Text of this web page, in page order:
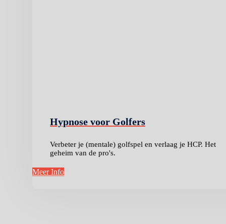
Hypnose voor Golfers
Verbeter je (mentale) golfspel en verlaag je HCP. Het
geheim van de pro's.
Meer Info